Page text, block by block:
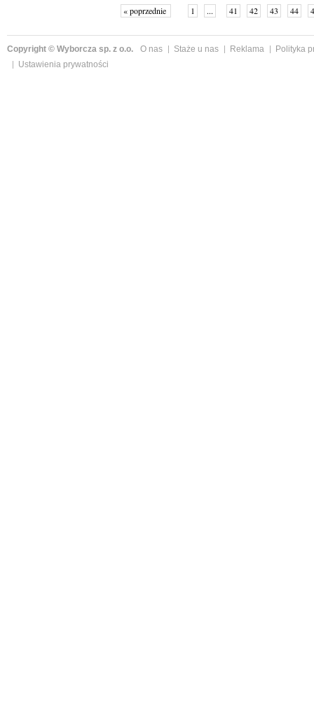
« poprzednie 1 ... 41 42 43 44
Copyright © Wyborcza sp. z o.o. O nas Staże u nas Reklama
Polityka
Ustawienia prywatności